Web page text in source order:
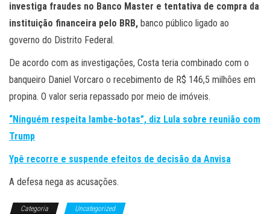
investiga fraudes no Banco Master e tentativa de compra da
instituição financeira pelo BRB, banco público ligado ao
governo do Distrito Federal.
De acordo com as investigações, Costa teria combinado com o
banqueiro Daniel Vorcaro o recebimento de R$ 146,5 milhões em
propina. O valor seria repassado por meio de imóveis.
“Ninguém respeita lambe-botas”, diz Lula sobre reunião com
Trump
Ypê recorre e suspende efeitos de decisão da Anvisa
A defesa nega as acusações.
Categoria Uncategorized